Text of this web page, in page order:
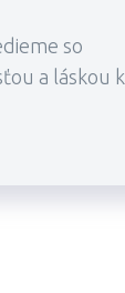
so
a láskou k